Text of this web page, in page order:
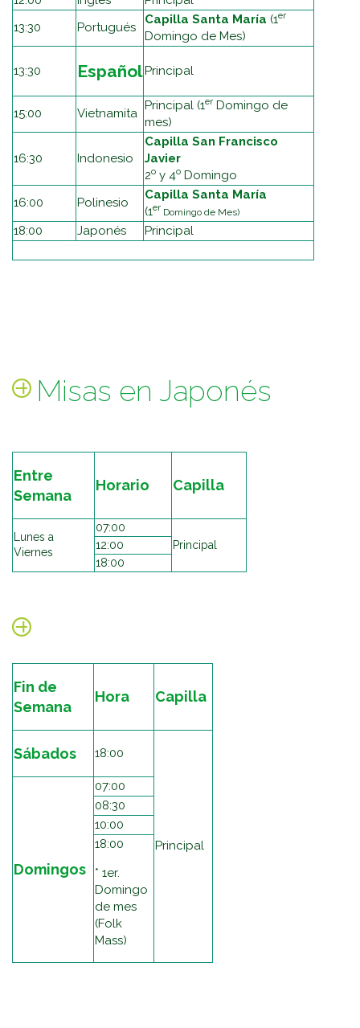
13:30
Portugués
Capilla Santa María (1er
Domingo de Mes)
13:30 EspañolPrincipal
15:00 Vietnamita
Principal (1er Domingo de
mes)
16:30 Indonesio
Capilla San Francisco
Javier
2o y 4o Domingo
16:00
Polinesio
Capilla Santa María
(1er Domingo de Mes)
18:00 Japonés Principal
Misas en Japonés
Entre
Semana
Horario Capilla
Lunes a
Viernes
07:00
Principal
12:00
18:00
Fin de
Semana
Hora Capilla
Sábados 18:00
Principal
Domingos
07:00
08:30
10:00
18:00
* 1er.
Domingo
de mes
(Folk
Mass)